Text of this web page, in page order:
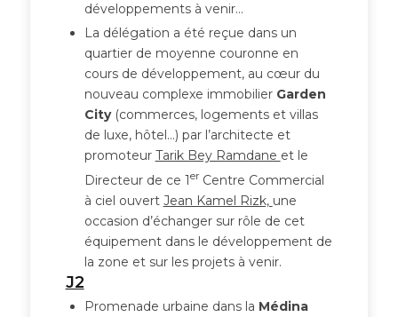
développements à venir…
La délégation a été reçue dans un
quartier de moyenne couronne en
cours de développement, au cœur du
nouveau complexe immobilier Garden
City(commerces, logements et villas
de luxe, hôtel…) par l’architecte et
promoteur Tarik Bey Ramdane et le
Directeur de ce 1er Centre Commercial
à ciel ouvert Jean Kamel Rizk, une
occasion d’échanger sur rôle de cet
équipement dans le développement de
la zone et sur les projets à venir.
J2
Promenade urbaine dans la Médina